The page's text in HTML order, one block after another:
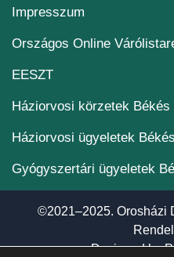
Impresszum
Országos Online
EESZT(új ablakban nyílik
Háziorvosi körzetek Békés
Háziorvosi ügyeletek
Gyógyszertári ügyeletek
©2021–2025. Orosházi
Designed by